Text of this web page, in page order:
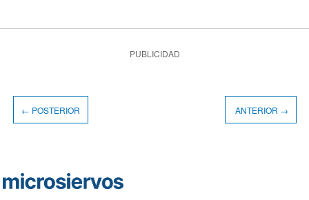
PUBLICIDAD
← POSTERIOR ANTERIOR →